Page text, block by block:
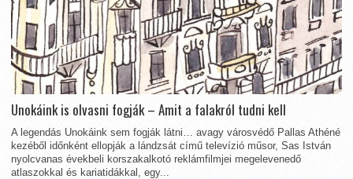
Unokáink is olvasni fogják – Amit a falakról tudni kell
A legendás Unokáink sem fogják látni… avagy városvédő Pallas Athéné
kezéből időnként ellopják a lándzsát című televízió műsor, Sas István
nyolcvanas évekbeli korszakalkotó reklámfilmjei megelevenedő
atlaszokkal és kariatidákkal, egy...